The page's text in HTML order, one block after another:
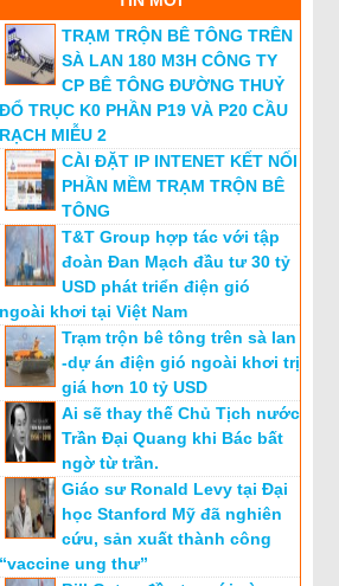
TRẠM TRỘN BÊ TÔNG TRÊN
SÀ LAN 180 M3H CÔNG TY
CP BÊ TÔNG ĐƯỜNG THUỶ
ĐỔ TRỤC K0 PHẦN P19 VÀ P20 CẦU
RẠCH MIỄU 2
CÀI ĐẶT IP INTENET KẾT NỐI
PHẦN MỀM TRẠM TRỘN BÊ
TÔNG
T&T Group hợp tác với tập
đoàn Đan Mạch đầu tư 30 tỷ
USD phát triển điện gió
ngoài khơi tại Việt Nam
Trạm trộn bê tông trên sà lan
-dự án điện gió ngoài khơi trị
giá hơn 10 tỷ USD
Ai sẽ thay thế Chủ Tịch nước
Trần Đại Quang khi Bác bất
ngờ từ trần.
Giáo sư Ronald Levy tại Đại
học Stanford Mỹ đã nghiên
cứu, sản xuất thành công
“vaccine ung thư”